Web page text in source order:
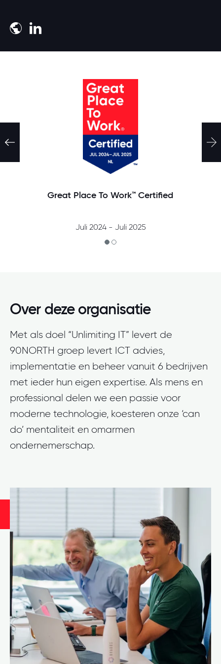
Great Place To Work™ Certified
Juli 2024 - Juli 2025
Over deze organisatie
Met als doel “Unlimiting IT” levert de
90NORTH groep levert ICT advies,
implementatie en beheer vanuit 6 bedrijven
met ieder hun eigen expertise. Als mens en
professional delen we een passie voor
moderne technologie, koesteren onze ‘can
do’ mentaliteit en omarmen
ondernemerschap.